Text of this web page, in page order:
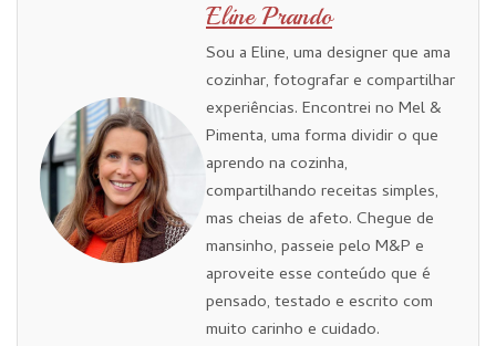
Eline Prando
Sou a Eline, uma designer que ama
cozinhar, fotografar e compartilhar
experiências. Encontrei no Mel &
Pimenta, uma forma dividir o que
aprendo na cozinha,
compartilhando receitas simples,
mas cheias de afeto. Chegue de
mansinho, passeie pelo M&P e
aproveite esse conteúdo que é
pensado, testado e escrito com
muito carinho e cuidado.